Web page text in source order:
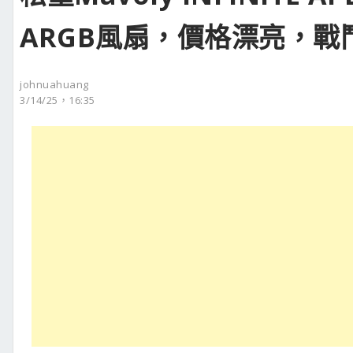
ARGB風扇，價格漂亮，戰
johnuahuang
3/14/25，16:35